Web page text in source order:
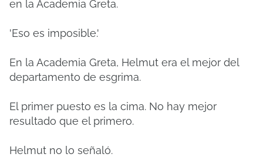
en la Academia Greta.
'Eso es imposible.'
En la Academia Greta, Helmut era el mejor del
departamento de esgrima.
El primer puesto es la cima. No hay mejor
resultado que el primero.
Helmut no lo señaló.